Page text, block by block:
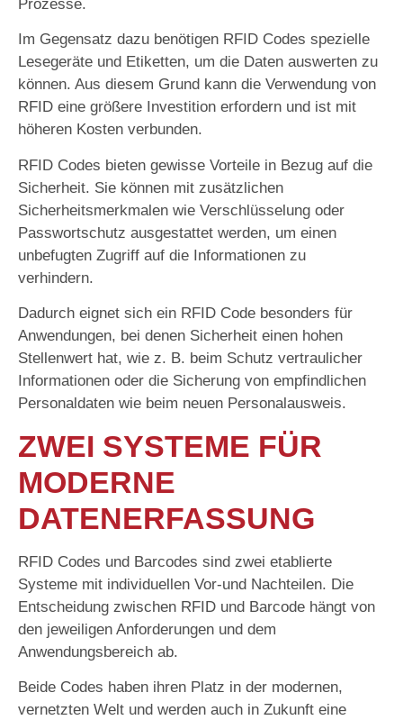
Prozesse.
Im Gegensatz dazu benötigen RFID Codes spezielle
Lesegeräte und Etiketten, um die Daten auswerten zu
können. Aus diesem Grund kann die Verwendung von
RFID eine größere Investition erfordern und ist mit
höheren Kosten verbunden.
RFID Codes bieten gewisse Vorteile in Bezug auf die
Sicherheit. Sie können mit zusätzlichen
Sicherheitsmerkmalen wie Verschlüsselung oder
Passwortschutz ausgestattet werden, um einen
unbefugten Zugriff auf die Informationen zu
verhindern.
Dadurch eignet sich ein RFID Code besonders für
Anwendungen, bei denen Sicherheit einen hohen
Stellenwert hat, wie z. B. beim Schutz vertraulicher
Informationen oder die Sicherung von empfindlichen
Personaldaten wie beim neuen Personalausweis.
ZWEI SYSTEME FÜR
MODERNE
DATENERFASSUNG
RFID Codes und Barcodes sind zwei etablierte
Systeme mit individuellen Vor-und Nachteilen. Die
Entscheidung zwischen RFID und Barcode hängt von
den jeweiligen Anforderungen und dem
Anwendungsbereich ab.
Beide Codes haben ihren Platz in der modernen,
vernetzten Welt und werden auch in Zukunft eine